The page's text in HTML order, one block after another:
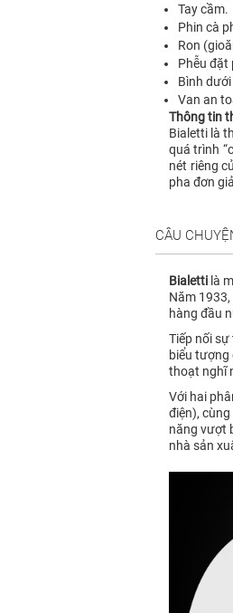
Tay cầm.
Phin cà
Ron
Phễu đặt
Bình
Van an
Thông tin
Bialetti là
quá trình
nét riêng
pha đơn
CÂU
Bialetti là
Năm
hàng đầu
Tiếp nối
biểu tượng
thoạt nghĩ
Với hai
điện),
năng vượt
nhà sản